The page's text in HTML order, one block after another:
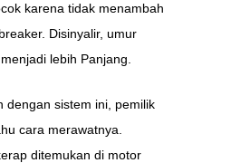
karena tidak menambah
Disinyalir, umur
lebih Panjang.
dengan sistem ini, pemilik
cara merawatnya.
ditemukan di motor